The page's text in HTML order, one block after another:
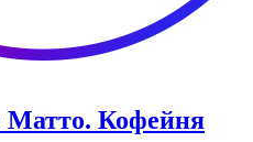
Матто. Кофейня